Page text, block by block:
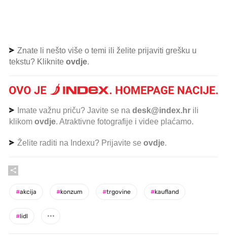
Znate li nešto više o temi ili želite prijaviti grešku u
tekstu? Kliknite ovdje.
Imate važnu priču? Javite se na desk@index.hr ili
klikom ovdje. Atraktivne fotografije i videe plaćamo.
Želite raditi na Indexu? Prijavite se ovdje.
#akcija #konzum #trgovine #kaufland
#lidl